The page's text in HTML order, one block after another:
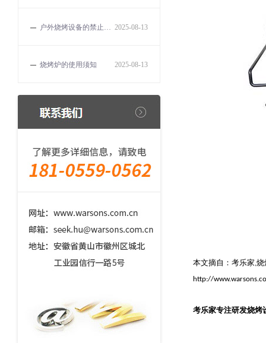
2025-08-13
户外烧烤设备的禁止事项
2025-08-13
烧烤炉的使用须知
本文摘自：考乐家,烧
http://
考乐家专注研发烧烤